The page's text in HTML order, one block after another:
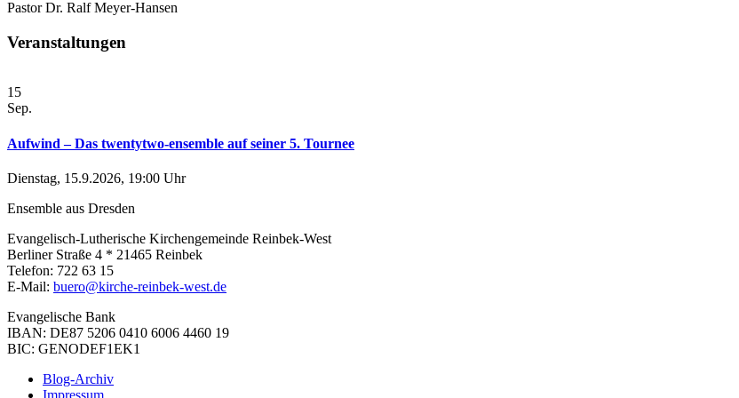
Pastor Dr. Ralf Meyer-Hansen
Veranstaltungen
15
Sep.
Aufwind – Das twentytwo-ensemble auf seiner 5. Tournee
Dienstag, 15.9.2026, 19:00 Uhr
Ensemble aus Dresden
Evangelisch-Lutherische Kirchengemeinde Reinbek-West
Berliner Straße 4 * 21465 Reinbek
Telefon: 722 63 15
E-Mail: buero@kirche-reinbek-west.de
Evangelische Bank
IBAN: DE87 5206 0410 6006 4460 19
BIC: GENODEF1EK1
Blog-Archiv
Impressum